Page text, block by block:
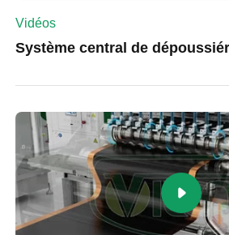
Vidéos
Système central de